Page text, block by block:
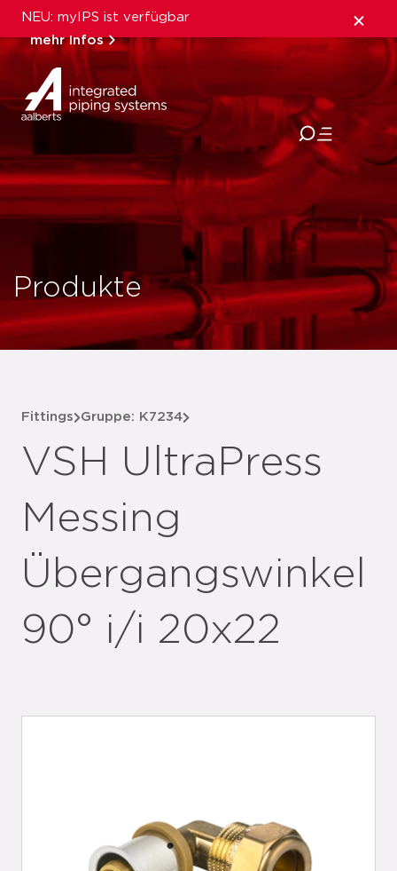
NEU: myIPS ist verfügbar
mehr Infos
schließen
Produkte
Fittings Gruppe: K7234
VSH UltraPress
Messing
Übergangswinkel
90° i/i 20x22